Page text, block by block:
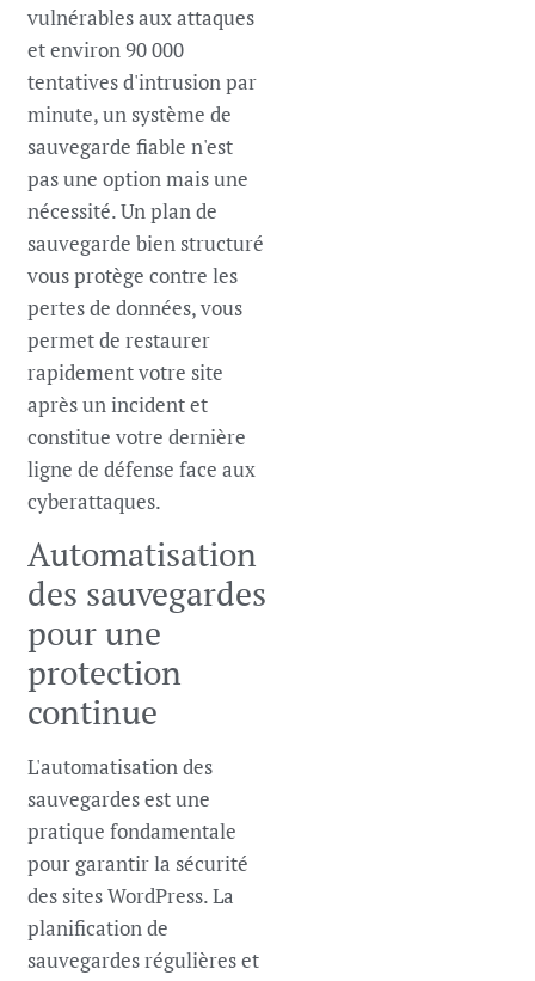
vulnérables aux attaques
et environ 90 000
tentatives d'intrusion par
minute, un système de
sauvegarde fiable n'est
pas une option mais une
nécessité. Un plan de
sauvegarde bien structuré
vous protège contre les
pertes de données, vous
permet de restaurer
rapidement votre site
après un incident et
constitue votre dernière
ligne de défense face aux
cyberattaques.
Automatisation
des sauvegardes
pour une
protection
continue
L'automatisation des
sauvegardes est une
pratique fondamentale
pour garantir la sécurité
des sites WordPress. La
planification de
sauvegardes régulières et